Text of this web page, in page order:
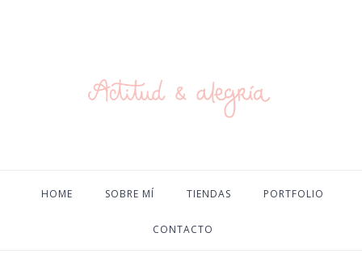
HOME SOBRE MÍ TIENDAS PORTFOLIO
CONTACTO